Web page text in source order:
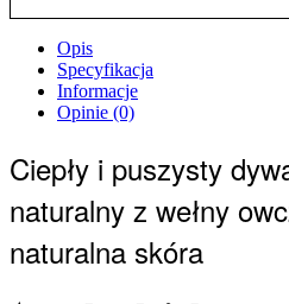
Opis
Specyfikacja
Informacje
Opinie (0)
Ciepły i puszysty
naturalny z wełny
naturalna skóra